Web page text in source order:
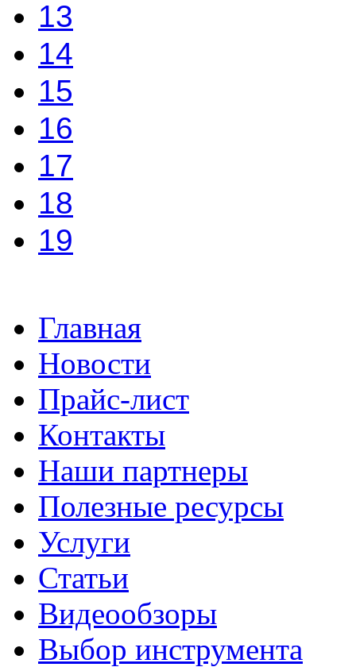
13
14
15
16
17
18
19
Главная
Новости
Прайс-лист
Контакты
Наши партнеры
Полезные ресурсы
Услуги
Статьи
Видеообзоры
Выбор инструмента